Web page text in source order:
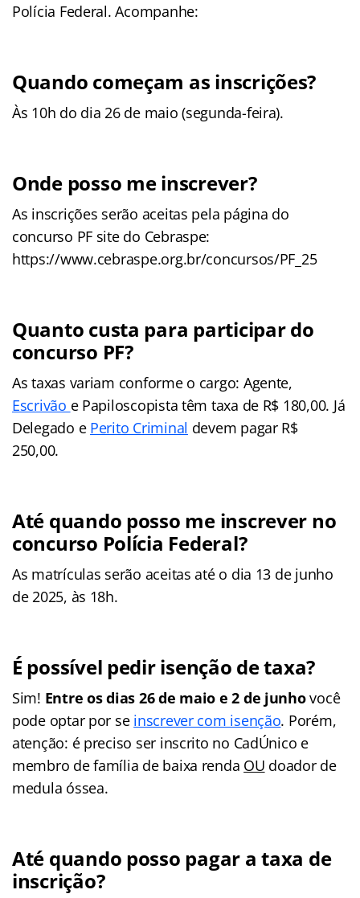
Polícia Federal. Acompanhe:
Quando começam as inscrições?
Às 10h do dia 26 de maio (segunda-feira).
Onde posso me inscrever?
As inscrições serão aceitas pela página do
concurso PF site do Cebraspe:
https://www.cebraspe.org.br/concursos/PF_25
Quanto custa para participar do
concurso PF?
As taxas variam conforme o cargo: Agente,
Escrivão e Papiloscopista têm taxa de R$ 180,00. Já
Delegado e Perito Criminal devem pagar R$
250,00.
Até quando posso me inscrever no
concurso Polícia Federal?
As matrículas serão aceitas até o dia 13 de junho
de 2025, às 18h.
É possível pedir isenção de taxa?
Sim! Entre os dias 26 de maio e 2 de junhovocê
pode optar por se inscrever com isenção. Porém,
atenção: é preciso ser inscrito no CadÚnico e
membro de família de baixa renda OU doador de
medula óssea.
Até quando posso pagar a taxa de
inscrição?